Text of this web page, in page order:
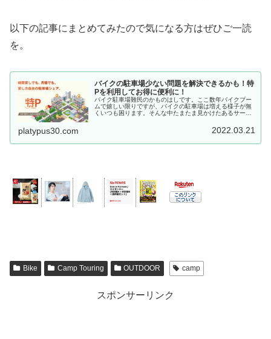
以下の記事にまとめてみたので気になる方はぜひご一読
を。
バイクの駐車場少ない問題を解決できるかも！特
Pを利用してお得に便利に！
バイク駐車場難民のかものはしです。ここ数年バイクブー
ムで嬉しい限りですが、バイクの駐車場は増える様子が無
くいつも困ります。そんな中たまたま見かけたあるサービ
platypus30.com 2022.03.21
Bike Camp Touring OUTDOOR camp
スポンサーリンク